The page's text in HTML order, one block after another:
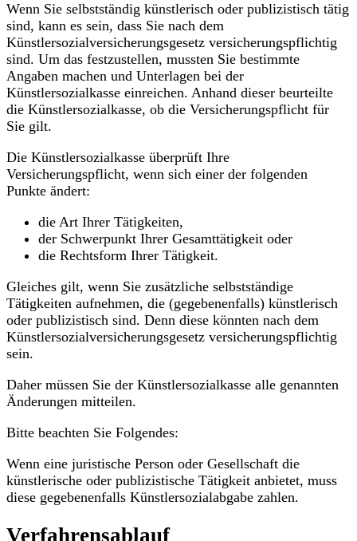
Wenn Sie selbstständig künstlerisch oder publizistisch tätig
sind, kann es sein, dass Sie nach dem
Künstlersozialversicherungsgesetz versicherungspflichtig
sind. Um das festzustellen, mussten Sie bestimmte
Angaben machen und Unterlagen bei der
Künstlersozialkasse einreichen. Anhand dieser beurteilte
die Künstlersozialkasse, ob die Versicherungspflicht für
Sie gilt.
Die Künstlersozialkasse überprüft Ihre
Versicherungspflicht, wenn sich einer der folgenden
Punkte ändert:
die Art Ihrer Tätigkeiten,
der Schwerpunkt Ihrer Gesamttätigkeit oder
die Rechtsform Ihrer Tätigkeit.
Gleiches gilt, wenn Sie zusätzliche selbstständige
Tätigkeiten aufnehmen, die (gegebenenfalls) künstlerisch
oder publizistisch sind. Denn diese könnten nach dem
Künstlersozialversicherungsgesetz versicherungspflichtig
sein.
Daher müssen Sie der Künstlersozialkasse alle genannten
Änderungen mitteilen.
Bitte beachten Sie Folgendes:
Wenn eine juristische Person oder Gesellschaft die
künstlerische oder publizistische Tätigkeit anbietet, muss
diese gegebenenfalls Künstlersozialabgabe zahlen.
Verfahrensablauf